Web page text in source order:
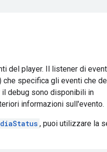
del player. Il listener di
che specifica gli eventi che
il debug sono disponibili in
informazioni sull'evento.
, puoi utilizzare la